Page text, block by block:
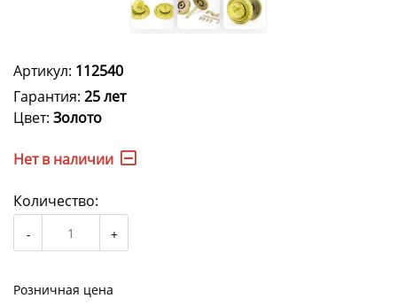
Артикул: 112540
Гарантия: 25 лет
Цвет: Золото
Нет в наличии
Количество:
Розничная цена